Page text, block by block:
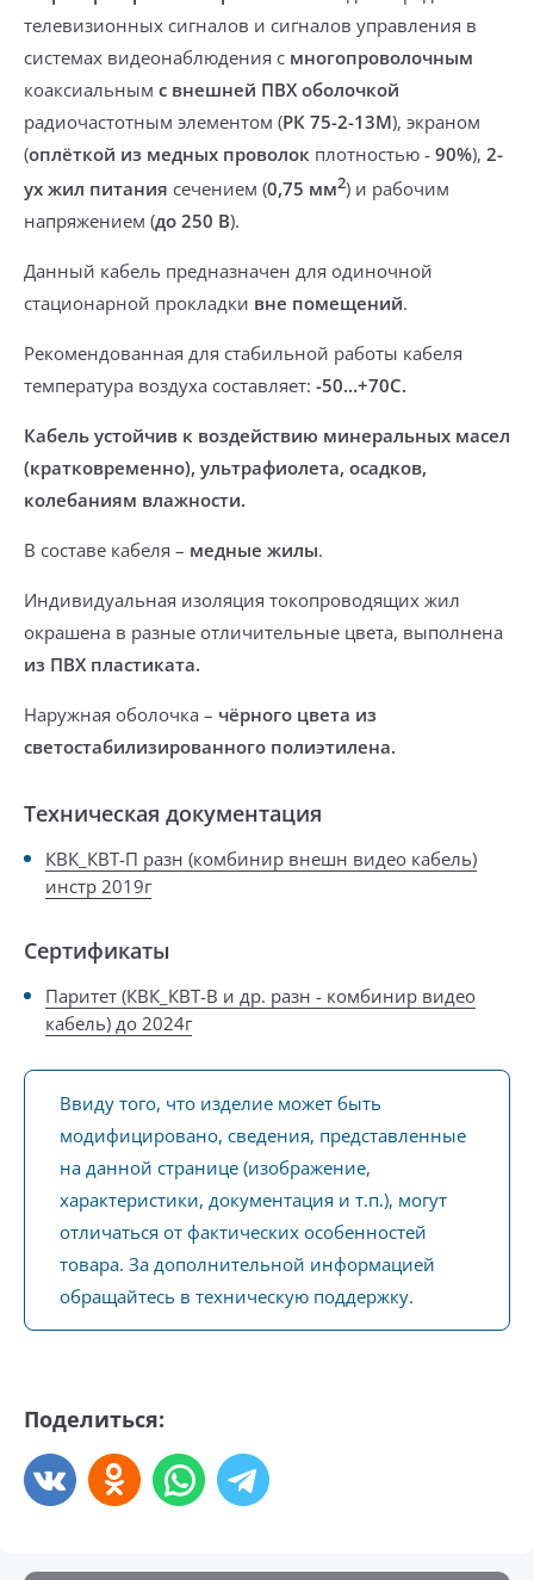
телевизионных сигналов и сигналов управления в
системах видеонаблюдения с многопроволочным
коаксиальным с внешней ПВХ оболочкой
радиочастотным элементом (РК 75-2-13М), экраном
(оплёткой из медных проволок плотностью - 90%), 2-
ух жил питания сечением (0,75 мм2) и рабочим
напряжением (до 250 В).
Данный кабель предназначен для одиночной
стационарной прокладки вне помещений.
Рекомендованная для стабильной работы кабеля
температура воздуха составляет: -50…+70С.
Кабель устойчив к воздействию минеральных масел
(кратковременно), ультрафиолета, осадков,
колебаниям влажности.
В составе кабеля – медные жилы.
Индивидуальная изоляция токопроводящих жил
окрашена в разные отличительные цвета, выполнена
из ПВХ пластиката.
Наружная оболочка – чёрного цвета из
светостабилизированного полиэтилена.
Техническая документация
КВК_КВТ-П разн (комбинир внешн видео кабель)
инстр 2019г
Сертификаты
Паритет (КВК_КВТ-В и др. разн - комбинир видео
кабель) до 2024г
Ввиду того, что изделие может быть
модифицировано, сведения, представленные
на данной странице (изображение,
характеристики, документация и т.п.), могут
отличаться от фактических особенностей
товара. За дополнительной информацией
обращайтесь в техническую поддержку.
Поделиться: